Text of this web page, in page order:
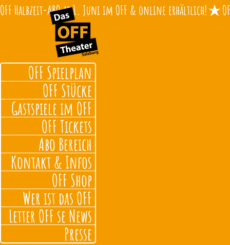
OFF Halbzeit-ABO ab 1. Juni im OFF & online erhältlich!
OFF Spielplan
OFF Stücke
Gastspiele im OFF
OFF Tickets
Abo Bereich
Kontakt & Infos
OFF Shop
Wer ist das OFF
Letter OFF se News
Presse